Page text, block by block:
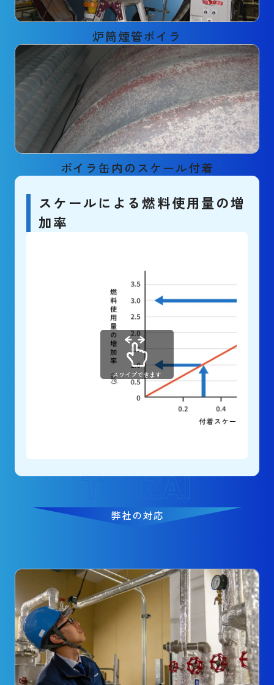
炉筒煙管ボイラ
ボイラ缶内のスケール付着
スケールによる燃料使用量の増
加率
スワイプできます